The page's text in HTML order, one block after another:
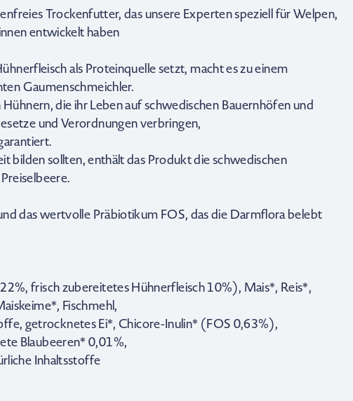
Trockenfutter, das unsere Experten speziell für Welpen,
entwickelt haben
als Proteinquelle setzt, macht es zu einem
Gaumenschmeichler.
die ihr Leben auf schwedischen Bauernhöfen und
und Verordnungen verbringen,
bilden sollten, enthält das Produkt die schwedischen
das wertvolle Präbiotikum FOS, das die Darmflora belebt
frisch zubereitetes Hühnerfleisch 10%), Mais*, Reis*,
Fischmehl,
getrocknetes Ei*, Chicore-Inulin* (FOS 0,63%),
Blaubeeren* 0,01%,
Inhaltsstoffe